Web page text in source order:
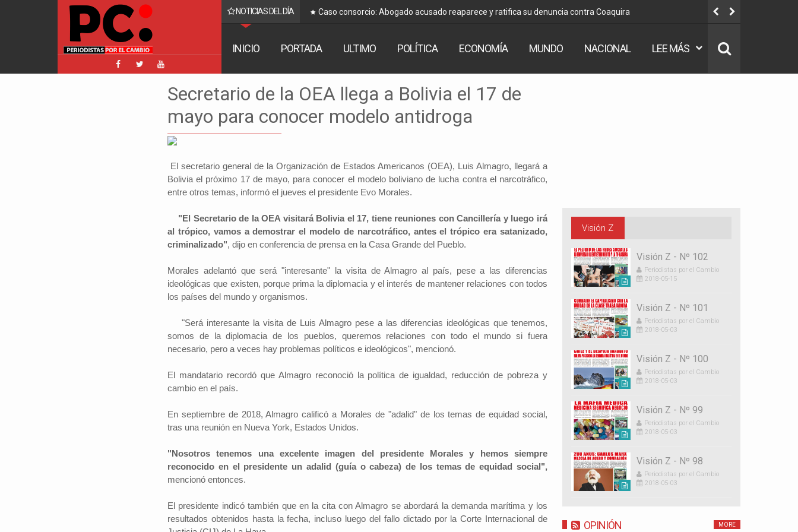
NOTICIAS DEL DÍA
implica a Manfred y golpea a Tuto y Samuel Caso consorcio: Abogado acusado reaparece y ratifica su denuncia contra Coaquira
INICIO PORTADA ULTIMO POLÍTICA ECONOMÍA MUNDO NACIONAL LEE MÁS
Secretario de la OEA llega a Bolivia el 17 de
mayo para conocer modelo antidroga
El secretario general de la Organización de Estados Americanos (OEA), Luis Almagro, llegará a
Bolivia el próximo 17 de mayo, para conocer el modelo boliviano de lucha contra el narcotráfico,
entre otros temas, informó el jueves el presidente Evo Morales.
"El Secretario de la OEA visitará Bolivia el 17, tiene reuniones con Cancillería y luego irá
al trópico, vamos a demostrar el modelo de narcotráfico, antes el trópico era satanizado,
criminalizado", dijo en conferencia de prensa en la Casa Grande del Pueblo.
Morales adelantó que será "interesante" la visita de Almagro al país, pese a las diferencias
ideológicas que existen, porque prima la diplomacia y el interés de mantener relaciones con todos
los países del mundo y organismos.
"Será interesante la visita de Luis Almagro pese a las diferencias ideológicas que tenemos,
somos de la diplomacia de los pueblos, queremos relaciones con todo el mundo si fuera
necesario, pero a veces hay problemas políticos e ideológicos", mencionó.
El mandatario recordó que Almagro reconoció la política de igualdad, reducción de pobreza y
cambio en el país.
En septiembre de 2018, Almagro calificó a Morales de "adalid" de los temas de equidad social,
tras una reunión en Nueva York, Estados Unidos.
"Nosotros tenemos una excelente imagen del presidente Morales y hemos siempre
reconocido en el presidente un adalid (guía o cabeza) de los temas de equidad social",
mencionó entonces.
El presidente indicó también que en la cita con Almagro se abordará la demanda marítima y los
resultados obtenidos hasta la fecha, incluso luego del fallo dictado por la Corte Internacional de
Visión Z
Visión Z - Nº 102
Periodistas por el Cambio
2018-05-15
Visión Z - Nº 101
Periodistas por el Cambio
2018-05-03
Visión Z - Nº 100
Periodistas por el Cambio
2018-05-03
Visión Z - Nº 99
Periodistas por el Cambio
2018-05-03
Visión Z - Nº 98
Periodistas por el Cambio
2018-05-03
OPINIÓN MORE